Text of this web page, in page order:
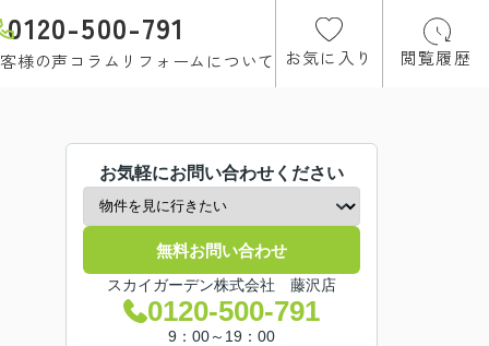
0120-500-791
様の声コラム リフォームについて お気に入り 閲覧履歴
お気軽にお問い合わせください
無料お問い合わせ
スカイガーデン株式会社 藤沢店
0120-500-791
9：00～19：00